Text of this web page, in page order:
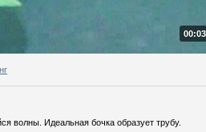
волны. Идеальная бочка образует трубу.